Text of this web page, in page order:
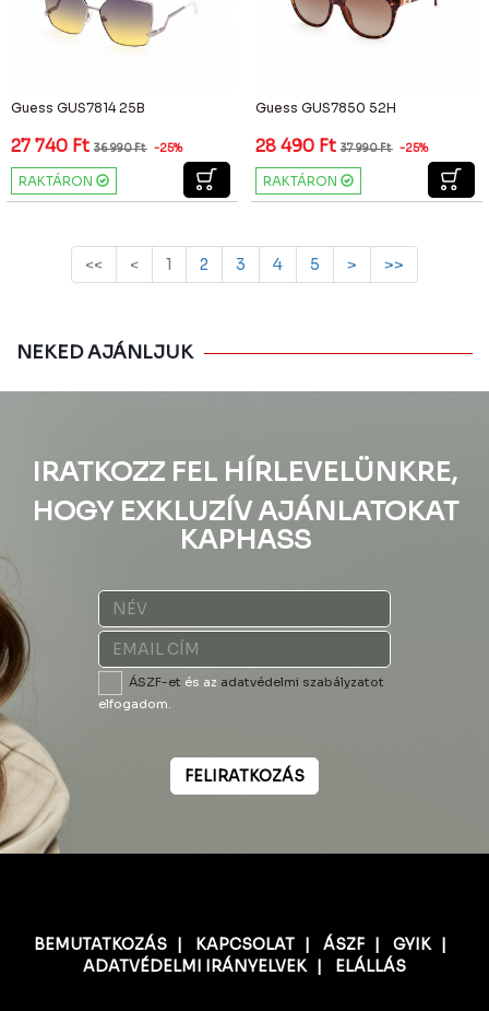
Guess GUS7814 25B
27 740 Ft 36 990Ft -25%
RAKTÁRON
Guess GUS7850 52H
28 490 Ft 37 990Ft -25%
RAKTÁRON
<< < 1 2 3 4 5 > >>
NEKED AJÁNLJUK
IRATKOZZ FEL HÍRLEVELÜNKRE,
HOGY EXKLUZÍV AJÁNLATOKAT
KAPHASS
ÁSZF-et és az adatvédelmi szabályzatot
elfogadom.
FELIRATKOZÁS
BEMUTATKOZÁS| KAPCSOLAT| ÁSZF| GYIK|
ADATVÉDELMI IRÁNYELVEK| ELÁLLÁS